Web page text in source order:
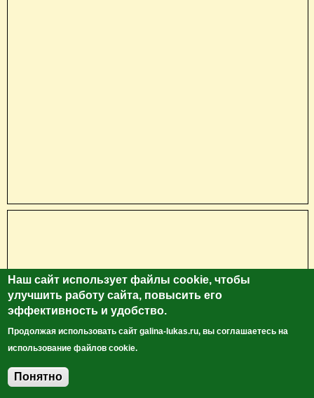
Наш сайт использует файлы cookie, чтобы
улучшить работу сайта, повысить его
эффективность и удобство.
Продолжая использовать сайт galina-lukas.ru, вы соглашаетесь на
использование файлов cookie.
Понятно